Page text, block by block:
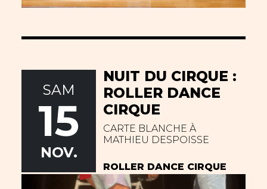
NUIT DU CIRQUE :
ROLLER DANCE
CIRQUE
CARTE BLANCHE À
MATHIEU DESPOISSE
ROLLER DANCE CIRQUE
SAM
15
NOV.